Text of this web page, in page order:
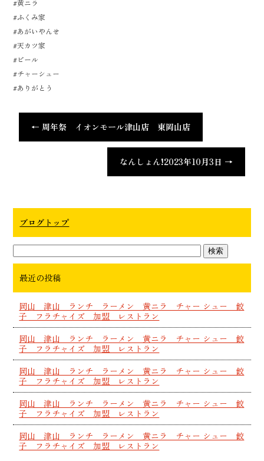
#黄ニラ
#ふくみ家
#あがいやんせ
#天カツ家
#ビール
#チャーシュー
#ありがとう
← 周年祭 イオンモール津山店 東岡山店
なんしょん!2023年10月3日 →
ブログトップ
最近の投稿
岡山 津山 ランチ ラーメン 黄ニラ チャー シュー 餃
子 フラチャイズ 加盟 レストラン
岡山 津山 ランチ ラーメン 黄ニラ チャー シュー 餃
子 フラチャイズ 加盟 レストラン
岡山 津山 ランチ ラーメン 黄ニラ チャー シュー 餃
子 フラチャイズ 加盟 レストラン
岡山 津山 ランチ ラーメン 黄ニラ チャー シュー 餃
子 フラチャイズ 加盟 レストラン
岡山 津山 ランチ ラーメン 黄ニラ チャー シュー 餃
子 フラチャイズ 加盟 レストラン